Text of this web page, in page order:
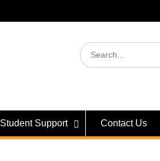
Search
for:
Student Support Contact Us